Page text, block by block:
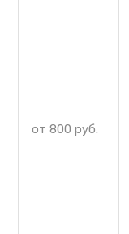
от 800 руб.